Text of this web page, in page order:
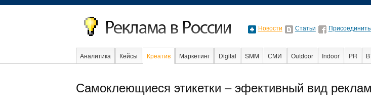
Новости Статьи
Аналитика Кейсы Креатив Маркетинг Digital SMM СМИ Outdoor Indoor PR
Самоклеющиеся этикетки – эфективный вид